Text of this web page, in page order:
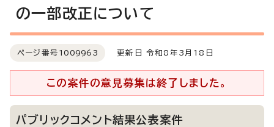
の一部改正について
ページ番号 1009963 更新日 令和8年3月18日
この案件の意見募集は終了しました。
パブリックコメント結果公表案件